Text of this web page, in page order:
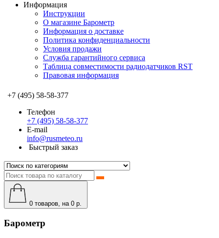
Информация
Инструкции
О магазине Барометр
Информация о доставке
Политика конфиденциальности
Условия продажи
Служба гарантийного сервиса
Таблица совместимости радиодатчиков RST
Правовая информация
+7 (495) 58-58-377
Телефон
+7 (495) 58-58-377
E-mail
info@rusmeteo.ru
Быстрый заказ
0 товаров, на 0 р.
Барометр